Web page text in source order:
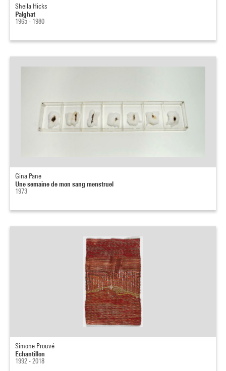
Sheila Hicks
Palghat
1965 - 1980
Gina Pane
Une semaine de mon sang menstruel
1973
Simone Prouvé
Echantillon
1992 - 2018